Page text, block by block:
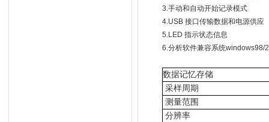
3.手动和自动开始记录模式
4.USB 接口传输数据和电源供应
5.LED 指示状态信息
6.分析软件兼容系统windows98/
数据记忆存储
采样周期
测量范围
分辨率